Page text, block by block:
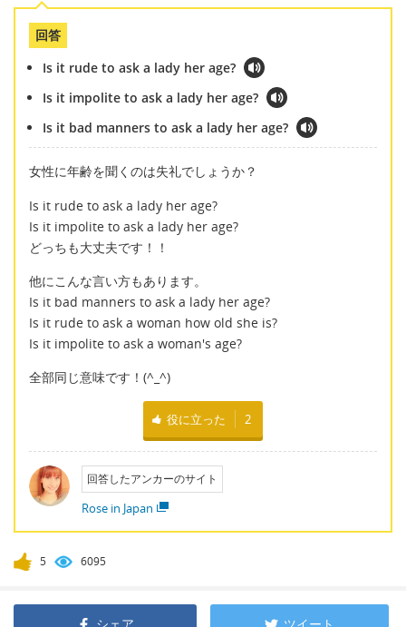
回答
Is it rude to ask a lady her age?
Is it impolite to ask a lady her age?
Is it bad manners to ask a lady her age?
女性に年齢を聞くのは失礼でしょうか？
Is it rude to ask a lady her age?
Is it impolite to ask a lady her age?
どっちも大丈夫です！！
他にこんな言い方もあります。
Is it bad manners to ask a lady her age?
Is it rude to ask a woman how old she is?
Is it impolite to ask a woman's age?
全部同じ意味です！(^_^)
役に立った 2
回答したアンカーのサイト
Rose in Japan
5 6095